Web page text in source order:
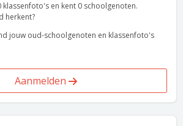
en kent 0 schoolgenoten.
herkent?
jouw oud-schoolgenoten en klassenfoto's
Aanmelden